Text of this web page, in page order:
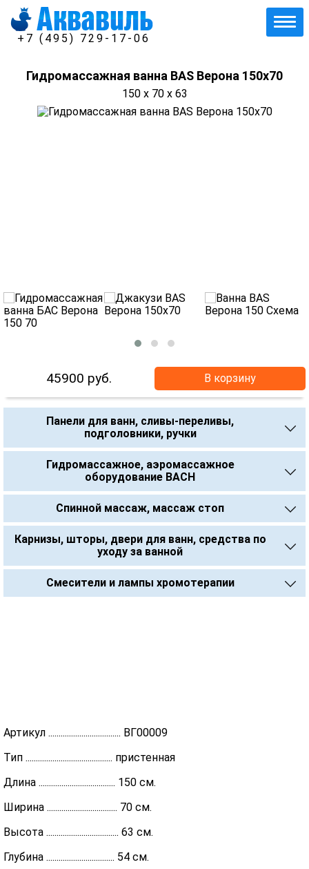
+7 (495) 729-17-06
Гидромассажная ванна BAS Верона 150х70
150 x 70 x 63
45900 руб. В корзину
Панели для ванн, сливы-переливы,
подголовники, ручки
Гидромассажное, аэромассажное
оборудование BACH
Спинной массаж, массаж стоп
Карнизы, шторы, двери для ванн, средства по
уходу за ванной
Смесители и лампы хромотерапии
Артикул ................................... ВГ00009
Тип .......................................... пристенная
Длина ..................................... 150 см.
Ширина .................................. 70 см.
Высота ................................... 63 см.
Глубина ................................. 54 см.